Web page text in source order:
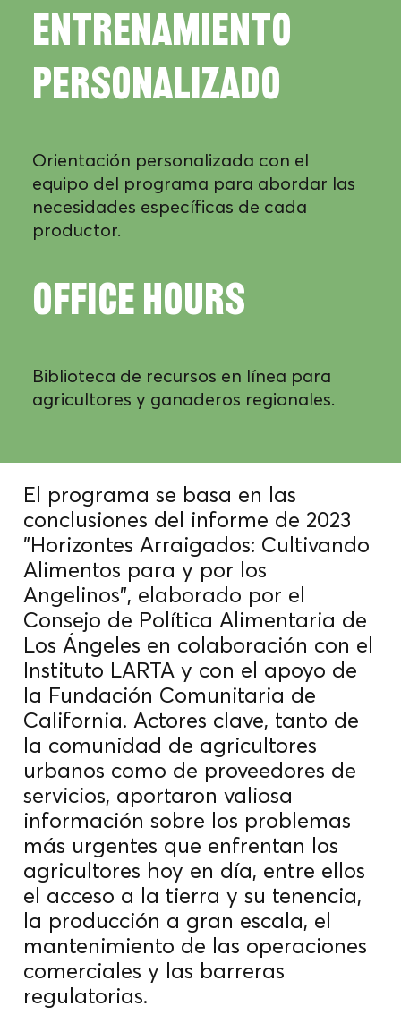
ENTRENAMIENTO
PERSONALIZADO
Orientación personalizada con el
equipo del programa para abordar las
necesidades específicas de cada
productor.
OFFICE HOURS
Biblioteca de recursos en línea para
agricultores y ganaderos regionales.
El programa se basa en las
conclusiones del informe de 2023
"Horizontes Arraigados: Cultivando
Alimentos para y por los
Angelinos", elaborado por el
Consejo de Política Alimentaria de
Los Ángeles en colaboración con el
Instituto LARTA y con el apoyo de
la Fundación Comunitaria de
California. Actores clave, tanto de
la comunidad de agricultores
urbanos como de proveedores de
servicios, aportaron valiosa
información sobre los problemas
más urgentes que enfrentan los
agricultores hoy en día, entre ellos
el acceso a la tierra y su tenencia,
la producción a gran escala, el
mantenimiento de las operaciones
comerciales y las barreras
regulatorias.